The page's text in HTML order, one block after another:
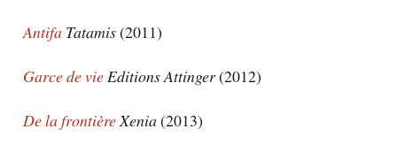
AntifaTatamis(2011)
Garce de vieEditions Attinger(2012)
De la frontièreXenia(2013)